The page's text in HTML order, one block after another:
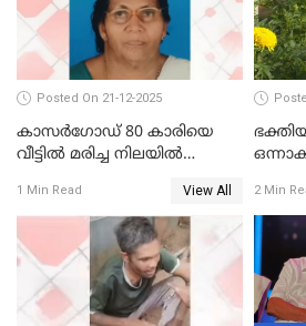
Posted On 21-12-2025
കാസർഗോഡ് 80 കാരിയെ
വീട്ടിൽ മരിച്ച നിലയിൽ
1 Min Read View All
ശബരീ
2 Min